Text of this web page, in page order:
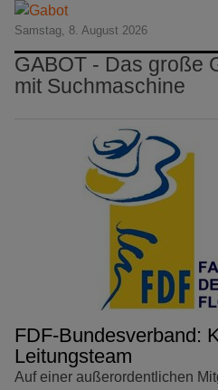
Samstag, 8. August 2026
GABOT - Das große
mit Suchmaschine
FDF-Bundesverband:
Leitungsteam
Auf einer außerordentlichen